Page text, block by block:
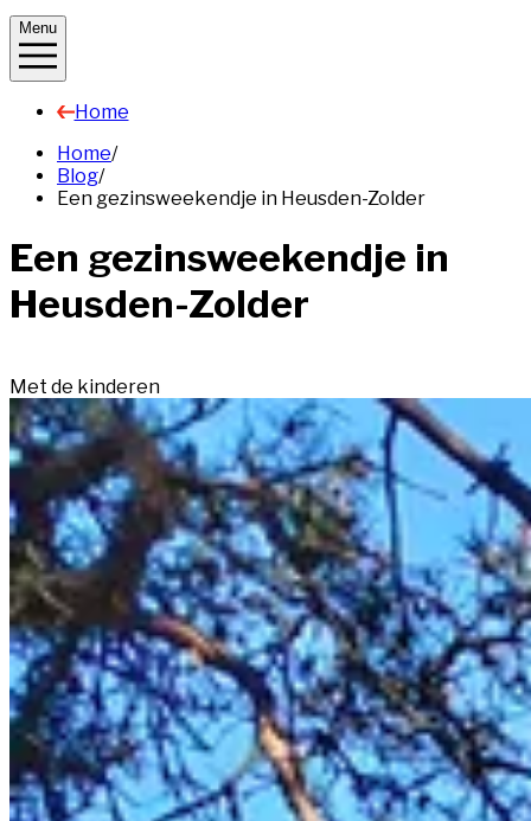
Menu
Home
Home/
Blog/
Een gezinsweekendje in Heusden-Zolder
Een gezinsweekendje in
Heusden-Zolder
Met de kinderen